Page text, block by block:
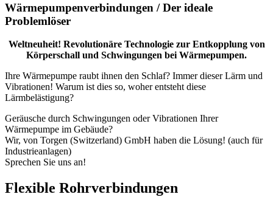
Wärmepumpenverbindungen / Der ideale
Problemlöser
Weltneuheit! Revolutionäre Technologie zur Entkopplung von
Körperschall und Schwingungen bei Wärmepumpen.
Ihre Wärmepumpe raubt ihnen den Schlaf? Immer dieser Lärm und
Vibrationen! Warum ist dies so, woher entsteht diese
Lärmbelästigung?
Geräusche durch Schwingungen oder Vibrationen Ihrer
Wärmepumpe im Gebäude?
Wir, von Torgen (Switzerland) GmbH haben die Lösung! (auch für
Industrieanlagen)
Sprechen Sie uns an!
Flexible Rohrverbindungen